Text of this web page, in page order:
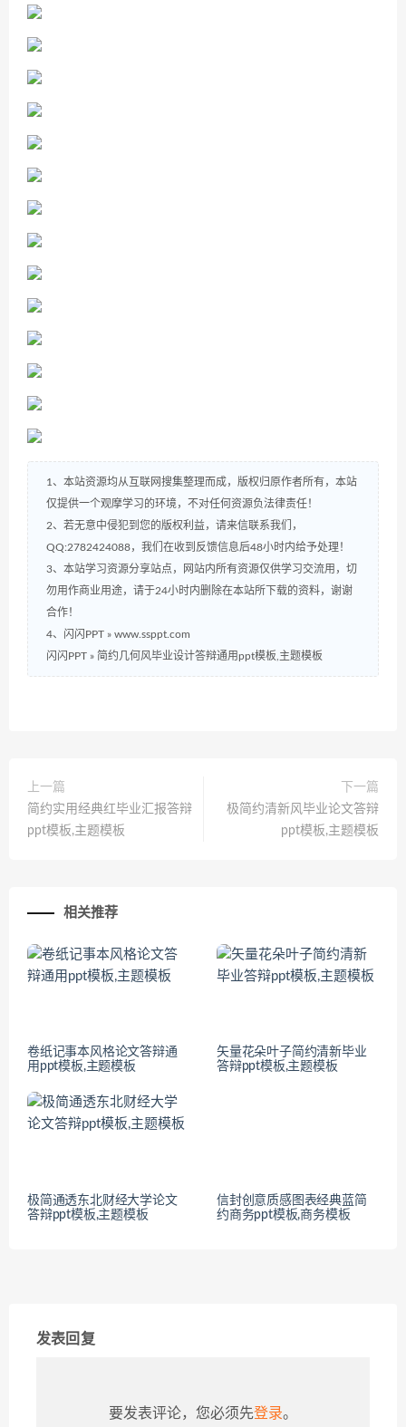
1、本站资源均从互联网搜集整理而成，版权归原作者所有，本站
仅提供一个观摩学习的环境，不对任何资源负法律责任！
2、若无意中侵犯到您的版权利益，请来信联系我们，
QQ:2782424088，我们在收到反馈信息后48小时内给予处理！
3、本站学习资源分享站点，网站内所有资源仅供学习交流用，切
勿用作商业用途，请于24小时内删除在本站所下载的资料，谢谢
合作！
4、闪闪PPT » www.ssppt.com
闪闪PPT » 简约几何风毕业设计答辩通用ppt模板,主题模板
上一篇
简约实用经典红毕业汇报答辩
ppt模板,主题模板
下一篇
极简约清新风毕业论文答辩
ppt模板,主题模板
相关推荐
卷纸记事本风格论文答辩通
用ppt模板,主题模板
矢量花朵叶子简约清新毕业
答辩ppt模板,主题模板
极简通透东北财经大学论文
答辩ppt模板,主题模板
信封创意质感图表经典蓝简
约商务ppt模板,商务模板
发表回复
要发表评论，您必须先登录。